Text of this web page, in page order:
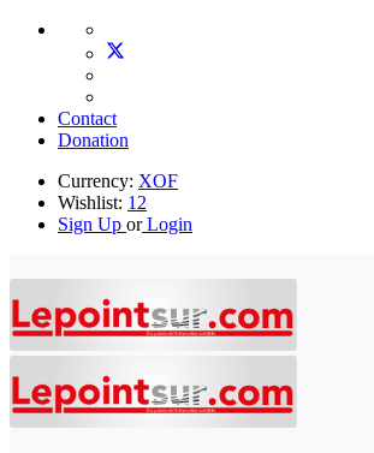
Contact
Donation
Currency: XOF
Wishlist: 12
Sign Up orLogin